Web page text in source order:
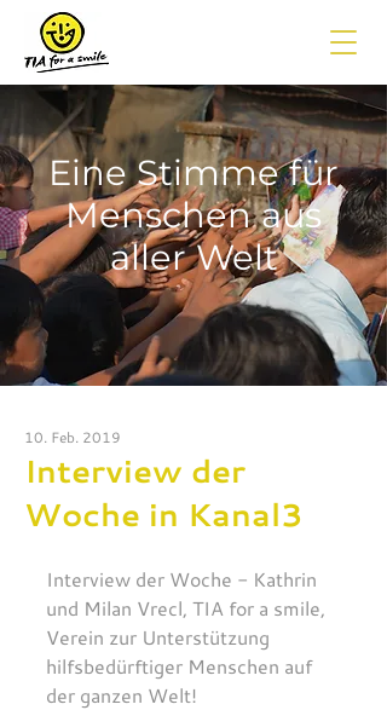
Eine Stimme für
Menschen aus
aller Welt
Interview der
Woche in Kanal3
10. Feb. 2019
Interview der Woche - Kathrin
und Milan Vrecl, TIA for a smile,
Verein zur Unterstützung
hilfsbedürftiger Menschen auf
der ganzen Welt!